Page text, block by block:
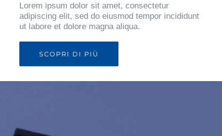
Lorem ipsum dolor sit amet, consectetur
adipiscing elit, sed do eiusmod tempor incididunt
ut labore et dolore magna aliqua.
SCOPRI DI PIÙ